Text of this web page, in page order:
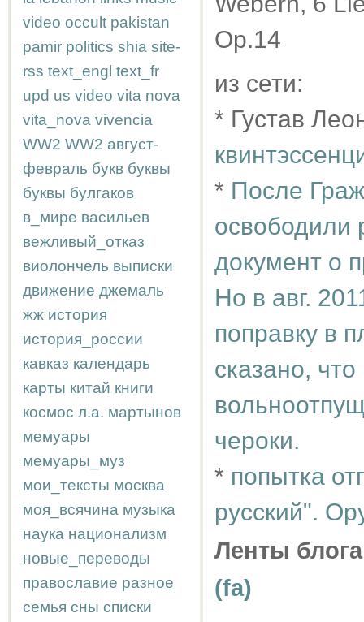
video occult pakistan
pamir politics shia site-
rss text_engl text_fr
upd us video vita nova
vita_nova vivencia
WW2 WW2 август-
февраль букв буквы
буквы булгаков
в_мире васильев
вежливый_отказ
виолончель выписки
движение джемаль
жж история
история_россии
кавказ календарь
карты китай книги
космос л.а. мартынов
мемуары
мемуары_муз
мои_тексты москва
моя_всячина музыка
наука национализм
новые_переводы
православие разное
семья сны списки
Op.14
из сети:
* Густав
* После
освободили
документ о
Но в авг.
поправку в
сказано,
чероки.
* попытка
русский".
Ленты
(fa)